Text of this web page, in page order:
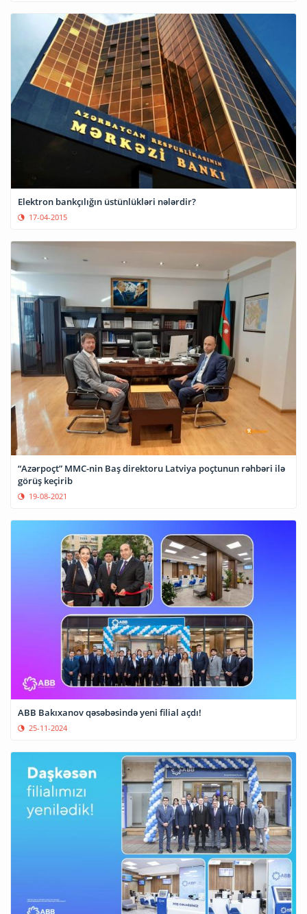
Elektron bankçılığın üstünlükləri nələrdir?
17-04-2015
“Azərpoçt” MMC-nin Baş direktoru Latviya poçtunun rəhbəri ilə
görüş keçirib
19-08-2021
ABB Bakıxanov qəsəbəsində yeni filial açdı!
25-11-2024